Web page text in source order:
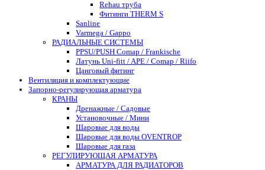
Rehau труба
Фитинги THERM S
Sanline
Varmega / Gappo
РАДИАЛЬНЫЕ СИСТЕМЫ
PPSU/PUSH Comap / Frankische
Латунь Uni-fitt / APE / Comap / Riifo
Цанговый фитинг
Вентиляция и комплектующие
Запорно-регулирующая арматура
КРАНЫ
Дренажные / Садовые
Установочные / Мини
Шаровые для воды
Шаровые для воды OVENTROP
Шаровые для газа
РЕГУЛИРУЮЩАЯ АРМАТУРА
АРМАТУРА ДЛЯ РАДИАТОРОВ